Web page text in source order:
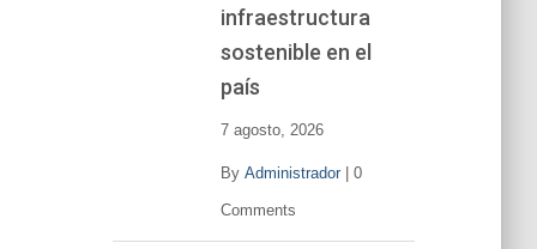
infraestructura
sostenible en el
país
7 agosto, 2026
By Administrador| 0
Comments